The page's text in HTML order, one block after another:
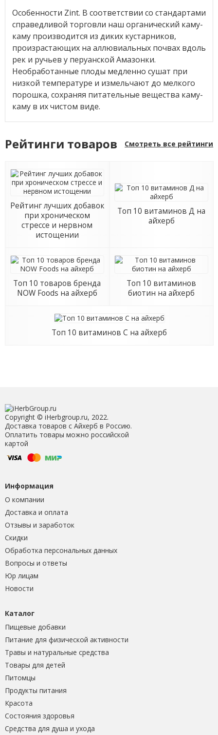
Особенности Zint. В соответствии со стандартами
справедливой торговли наш органический каму-
каму производится из диких кустарников,
произрастающих на аллювиальных почвах вдоль
рек и ручьев у перуанской Амазонки.
Необработанные плоды медленно сушат при
низкой температуре и измельчают до мелкого
порошка, сохраняя питательные вещества каму-
каму в их чистом виде.
Рейтинги товаров Смотреть все рейтинги
Рейтинг лучших добавок
при хроническом
стрессе и нервном
истощении
Топ 10 витаминов Д на
айхерб
Топ 10 товаров бренда
NOW Foods на айхерб
Топ 10 витаминов
биотин на айхерб
Топ 10 витаминов С на айхерб
Copyright © iHerbgroup.ru, 2022.
Доставка товаров с Айхерб в Россию.
Оплатить товары можно российской
картой
Информация
О компании
Доставка и оплата
Отзывы и заработок
Скидки
Обработка персональных данных
Вопросы и ответы
Юр лицам
Новости
Каталог
Пищевые добавки
Питание для физической активности
Травы и натуральные средства
Товары для детей
Питомцы
Продукты питания
Красота
Состояния здоровья
Средства для душа и ухода